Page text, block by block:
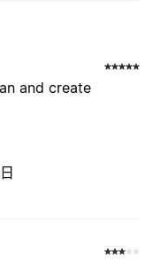
and create